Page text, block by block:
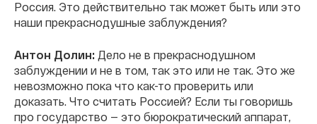
Россия. Это действительно так может быть или это
наши прекраснодушные заблуждения?
Антон Долин: Дело не в прекраснодушном
заблуждении и не в том, так это или не так. Это же
невозможно пока что как-то проверить или
доказать. Что считать Россией? Если ты говоришь
про государство — это бюрократический аппарат,